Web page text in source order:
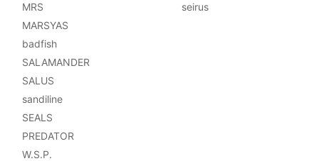
MRS
MARSYAS
badfish
SALAMANDER
SALUS
sandiline
SEALS
PREDATOR
W.S.P.
seirus